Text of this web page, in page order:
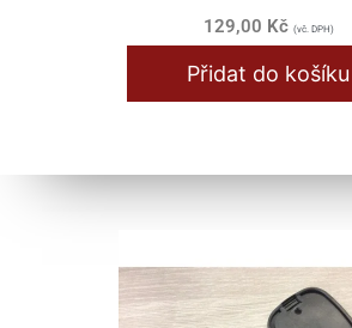
129,00 Kč (vč. DPH)
Přidat do košíku